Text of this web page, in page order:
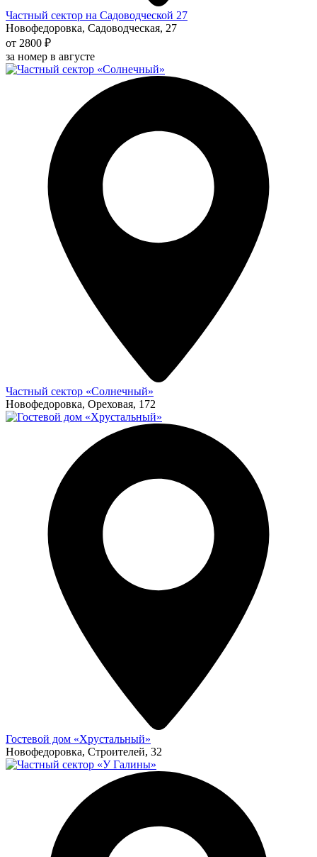
Частный сектор на Садоводческой 27
Новофедоровка, Садоводческая, 27
от 2800 ₽
за номер в августе
Частный сектор «Солнечный»
Новофедоровка, Ореховая, 172
Гостевой дом «Хрустальный»
Новофедоровка, Строителей, 32